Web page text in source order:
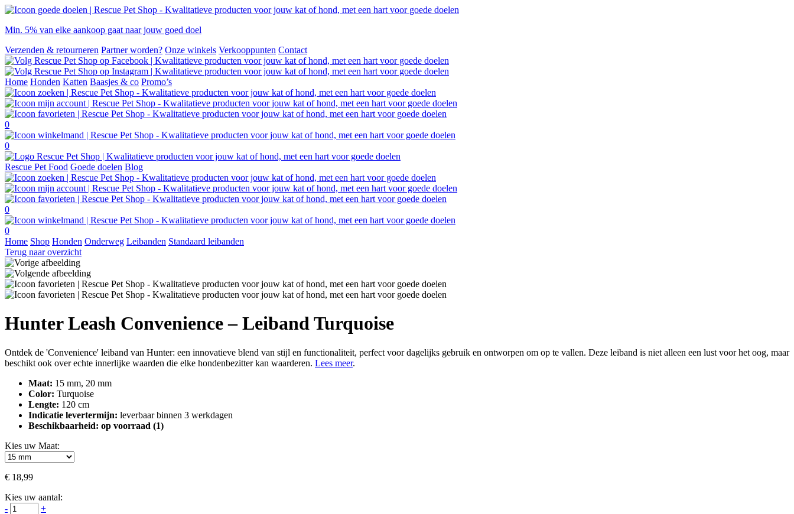
Min. 5% van elke aankoop gaat naar jouw goed doel
Verzenden & retourneren Partner worden? Onze winkels Verkooppunten Contact
Home Honden Katten Baasjes & co Promo’s
0
0
Rescue Pet Food Goede doelen Blog
0
0
Home Shop Honden Onderweg Leibanden Standaard leibanden
Terug naar overzicht
Hunter Leash Convenience – Leiband Turquoise
Ontdek de 'Convenience' leiband van Hunter: een innovatieve blend van stijl en functionaliteit, perfect voor dagelijks gebruik en ontworpen om op te vallen. Deze leiband is niet alleen een lust voor het oog, maar
beschikt ook over echte innerlijke waarden die elke hondenbezitter kan waarderen. Lees meer.
Maat: 15 mm, 20 mm
Color: Turquoise
Lengte: 120 cm
Indicatie levertermijn: leverbaar binnen 3 werkdagen
Beschikbaarheid: op voorraad (1)
Kies uw Maat:
€ 18,99
Kies uw aantal:
-
+